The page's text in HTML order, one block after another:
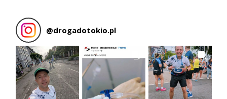
@drogadotokio.pl